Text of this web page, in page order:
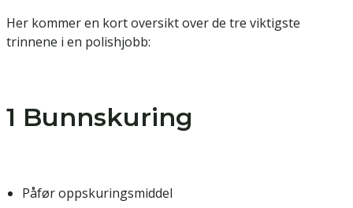
Her kommer en kort oversikt over de tre viktigste
trinnene i en polishjobb:
1 Bunnskuring
Påfør oppskuringsmiddel